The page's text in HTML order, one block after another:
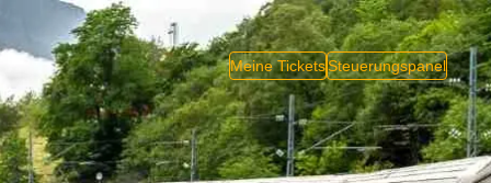
Meine TicketsSteuerungspanel